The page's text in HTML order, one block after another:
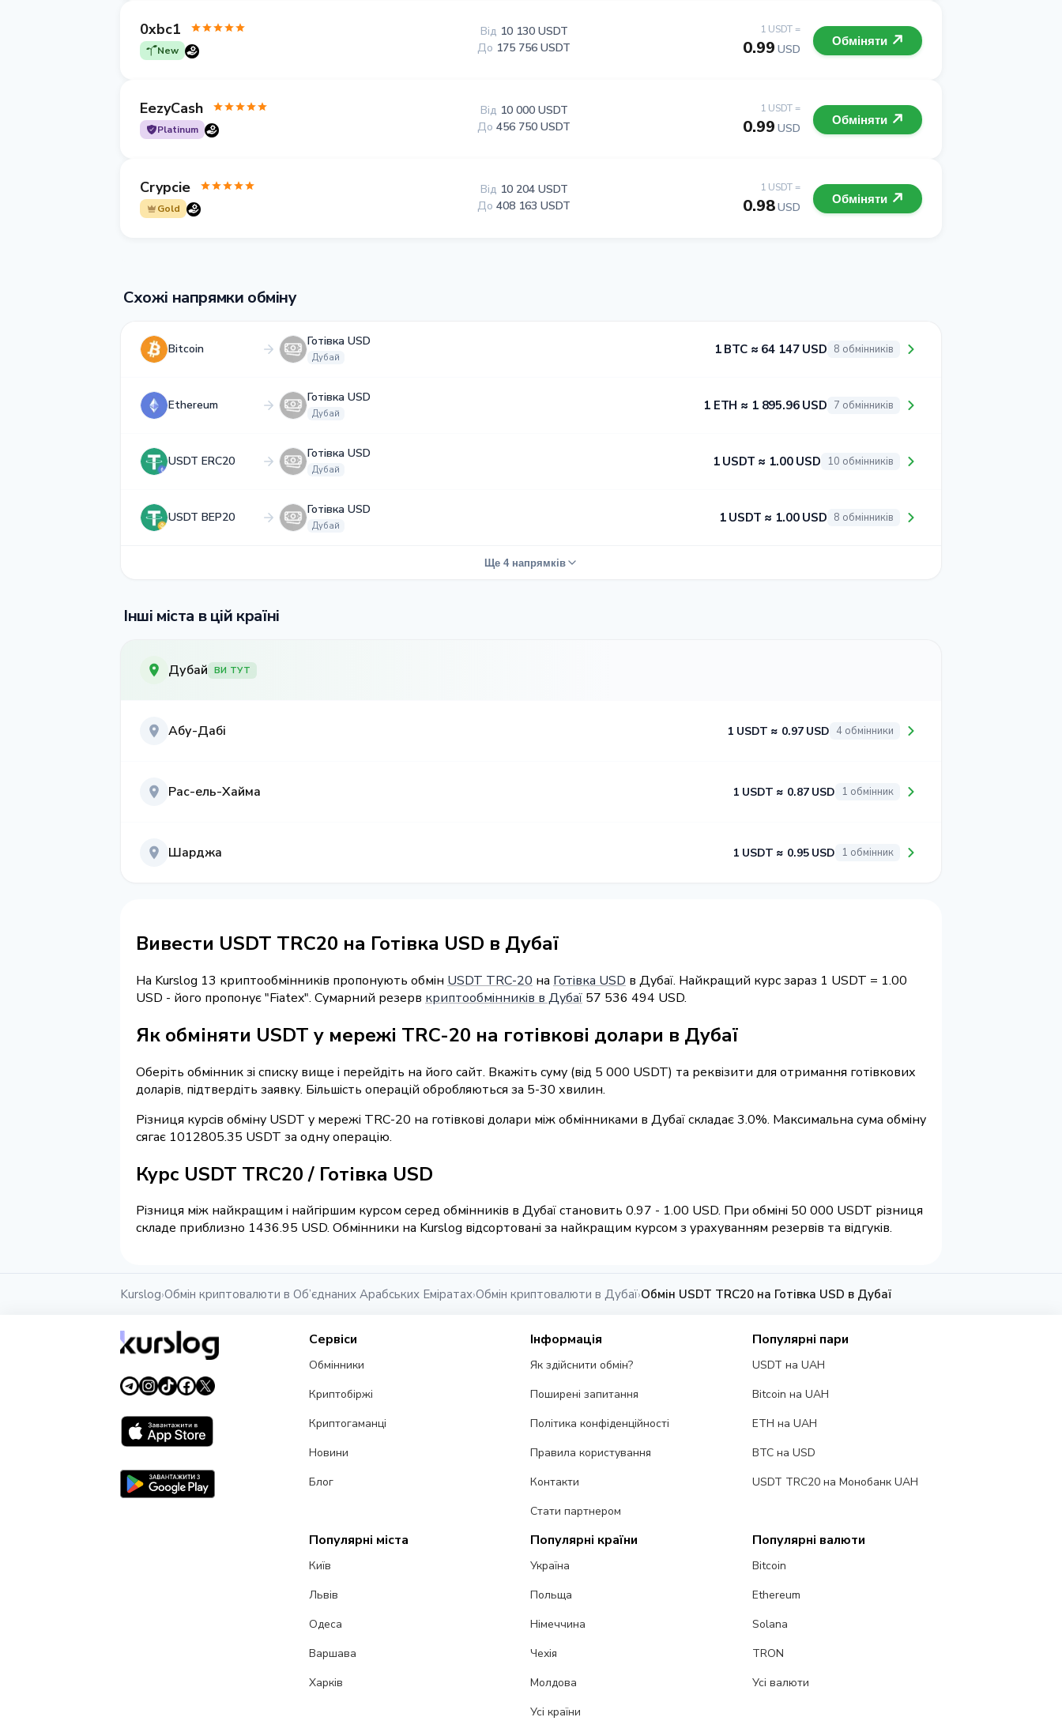
0xbc1
New
1 USDT =
0.99 USD
Від 10 130 USDT
До 175 756 USDT Обміняти
EezyCash
Platinum
1 USDT =
0.99 USD
Від 10 000 USDT
До 456 750 USDT Обміняти
Crypcie
Gold
1 USDT =
0.98USD
Від 10 204 USDT
До 408 163 USDT Обміняти
Схожі напрямки обміну
Bitcoin
Готівка USD
Дубай
1 BTC ≈ 64 147 USD 8 обмінників
Ethereum
Готівка USD
Дубай
1 ETH ≈ 1 895.96 USD 7 обмінників
USDT ERC20
Готівка USD
Дубай
1 USDT ≈ 1.00 USD 10 обмінників
USDT BEP20
Готівка USD
Дубай
1 USDT ≈ 1.00 USD 8 обмінників
Ще 4 напрямків
Інші міста в цій країні
Дубай ВИ ТУТ
Абу-Дабі 1 USDT ≈ 0.97 USD 4 обмінники
Рас-ель-Хайма 1 USDT ≈ 0.87 USD 1 обмінник
Шарджа 1 USDT ≈ 0.95 USD 1 обмінник
Вивести USDT TRC20 на Готівка USD в Дубаї
На Kurslog 13 криптообмінників пропонують обмін USDT TRC-20 на Готівка USD в Дубаї. Найкращий курс зараз 1 USDT = 1.00
USD - його пропонує "Fiatex". Сумарний резерв криптообмінників в Дубаї 57 536 494 USD.
Як обміняти USDT у мережі TRC-20 на готівкові долари в Дубаї
Оберіть обмінник зі списку вище і перейдіть на його сайт. Вкажіть суму (від 5 000 USDT) та реквізити для отримання готівкових
доларів, підтвердіть заявку. Більшість операцій обробляються за 5-30 хвилин.
Різниця курсів обміну USDT у мережі TRC-20 на готівкові долари між обмінниками в Дубаї складає 3.0%. Максимальна сума обміну
сягає 1012805.35 USDT за одну операцію.
Курс USDT TRC20 / Готівка USD
Різниця між найкращим і найгіршим курсом серед обмінників в Дубаї становить 0.97 - 1.00 USD. При обміні 50 000 USDT різниця
складе приблизно 1436.95 USD. Обмінники на Kurslog відсортовані за найкращим курсом з урахуванням резервів та відгуків.
Kurslog›Обмін криптовалюти в Об’єднаних Арабських Еміратах›Обмін криптовалюти в Дубаї›Обмін USDT TRC20 на Готівка USD в Дубаї
Сервіси
Обмінники
Криптобіржі
Криптогаманці
Новини
Блог
Інформація
Як здійснити обмін?
Поширені запитання
Політика конфіденційності
Правила користування
Контакти
Стати партнером
Популярні пари
USDT на UAH
Bitcoin на UAH
ETH на UAH
BTC на USD
USDT TRC20 на Монобанк UAH
Популярні міста
Київ
Львів
Одеса
Варшава
Харків
Популярні країни
Україна
Польща
Німеччина
Чехія
Молдова
Усі країни
Популярні валюти
Bitcoin
Ethereum
Solana
TRON
Усі валюти